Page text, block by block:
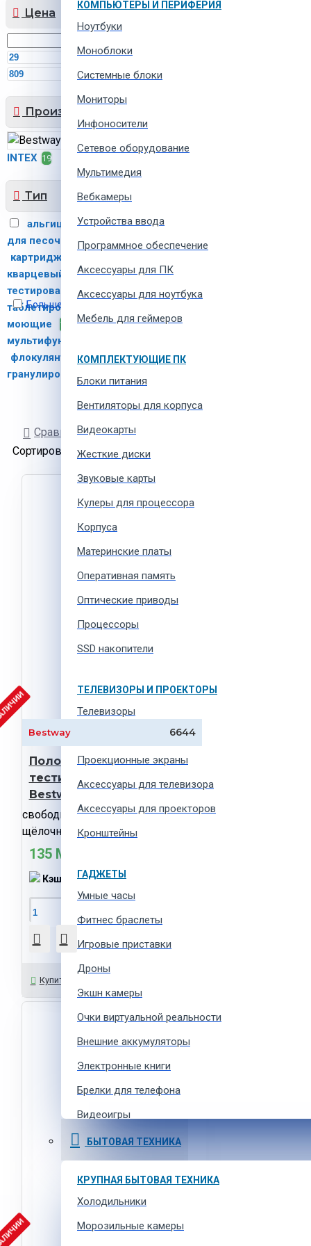
Больше не показывать это сообщение
КОМПЬЮТЕРЫ И ПЕРИФЕРИЯ
Ноутбуки
Моноблоки
Системные блоки
Мониторы
Инфоносители
Сетевое оборудование
Мультимедия
Вебкамеры
Устройства ввода
Программное обеспечение
Аксессуары для ПК
Аксессуары для ноутбука
Мебель для геймеров
КОМПЛЕКТУЮЩИЕ ПК
Блоки питания
Вентиляторы для корпуса
Видеокарты
Жесткие диски
Звуковые карты
Кулеры для процессора
Корпуса
Материнские платы
Оперативная память
Оптические приводы
Процессоры
SSD накопители
ТЕЛЕВИЗОРЫ И ПРОЕКТОРЫ
Телевизоры
Проекционные экраны
Aксессуары для телевизора
Аксессуары для проекторов
Кронштейны
ГАДЖЕТЫ
Умные часы
Фитнес браслеты
Игровые приставки
Дроны
Экшн камеры
Очки виртуальной реальности
Внешние аккумуляторы
Электронные книги
Брелки для телефона
Видеоигры
Ремешки для умных часов
Аксессуары для экшн-камер
ФОТОТЕХНИКА
Зеркальные фотоаппараты
БЫТОВАЯ ТЕХНИКА
КРУПНАЯ БЫТОВАЯ ТЕХНИКА
Холодильники
Морозильные камеры
Цена
MDL
Производитель
INTEX 19
Тип
альгицид 2
заполнение
для песочных фильтров
картриджи
кварцевый
полоски для
тестирования воды
1
соль
таблетированная
моющие
1
таблетки
мультифункциональные
флокулянт 1
хлор
гранулированный
Сравнение товаров
Сортировать:
Bestway 6644
Полоски для
тестирования воды 3в1
Bestway
свободный хлор, рН, общая
щёлочность
135 MDL
Кэшбэк:3 MDL
Купить в 1 клик